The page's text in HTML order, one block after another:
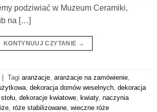
podziwiać w Muzeum Ceramiki,
na […]
KONTYNUUJ CZYTANIE →
Tagi aranżacje aranżacje na zamówienie
dekoracja domów weselnych dekoracja
dekoracje kwiatowe kwiaty, naczynia
róże stabilizowane wieczne róże